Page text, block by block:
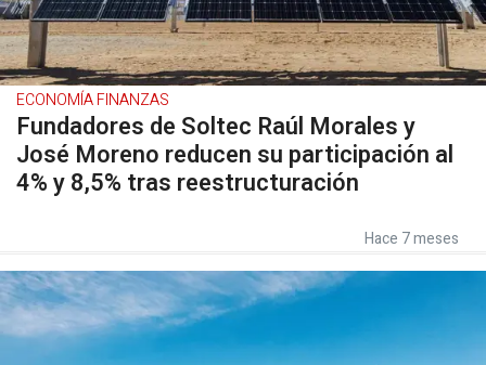
ECONOMÍA FINANZAS
Fundadores de Soltec Raúl Morales y
José Moreno reducen su participación al
4% y 8,5% tras reestructuración
Hace 7 meses